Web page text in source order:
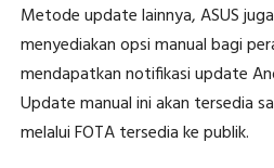
Metode update lainnya, ASUS
menyediakan opsi manual bagi
mendapatkan notifikasi update
Update manual ini akan tersedia
melalui FOTA tersedia ke publik.